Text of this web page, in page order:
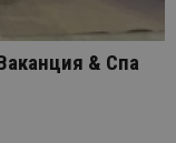
& Спа